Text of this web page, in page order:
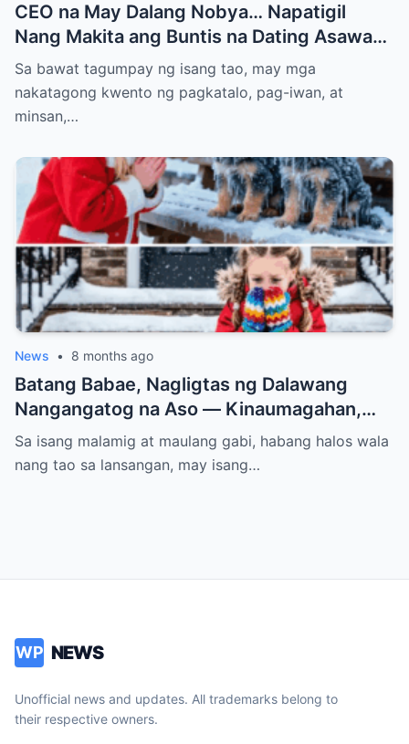
CEO na May Dalang Nobya… Napatigil
Nang Makita ang Buntis na Dating Asawa—
At ang Lihim na Magpapabagsak sa Kanya
Sa bawat tagumpay ng isang tao, may mga
nakatagong kwento ng pagkatalo, pag-iwan, at
minsan,…
News • 8 months ago
Batang Babae, Nagligtas ng Dalawang
Nangangatog na Aso — Kinaumagahan,
Dinumog ng Pulis ang Bahay Nila
Sa isang malamig at maulang gabi, habang halos wala
nang tao sa lansangan, may isang…
WP NEWS
Unofficial news and updates. All trademarks belong to
their respective owners.